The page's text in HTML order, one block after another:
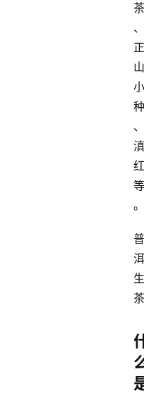
茶
、
正
山
小
种
、
滇
红
等
。
普
洱
生
茶